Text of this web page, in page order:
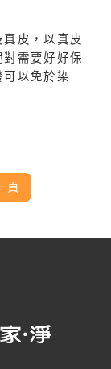
皮，以真皮
需要好好保
以免於染
頁